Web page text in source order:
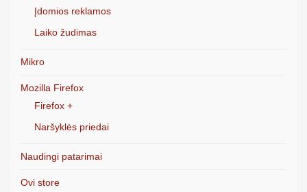
Įdomios reklamos
Laiko žudimas
Mikro
Mozilla Firefox
Firefox +
Naršyklės priedai
Naudingi patarimai
Ovi store